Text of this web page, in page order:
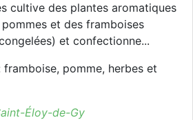
cultive des plantes aromatiques
et des framboises
et confectionne...
framboise, pomme, herbes et
Éloy-de-Gy